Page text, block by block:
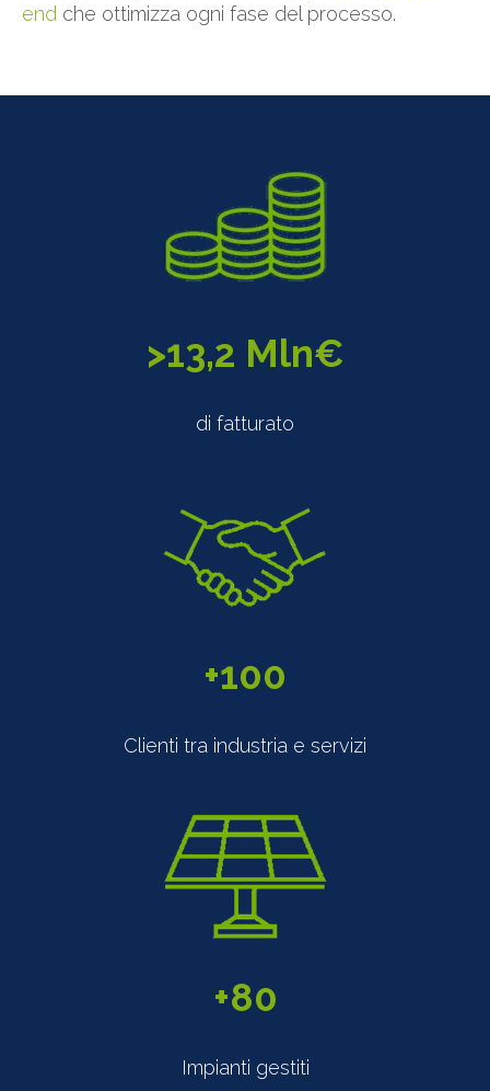
end che ottimizza ogni fase del processo.
>13,2 Mln€
di fatturato
+
Clienti tra industria e servizi
+8
Impianti gestiti